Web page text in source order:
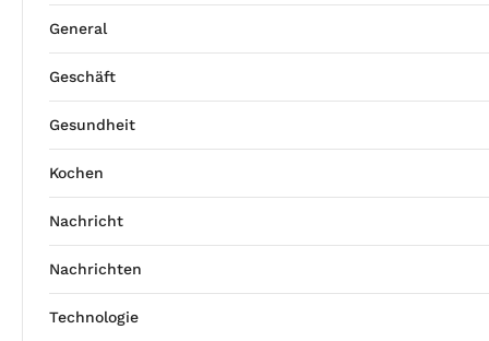
General
Geschäft
Gesundheit
Kochen
Nachricht
Nachrichten
Technologie